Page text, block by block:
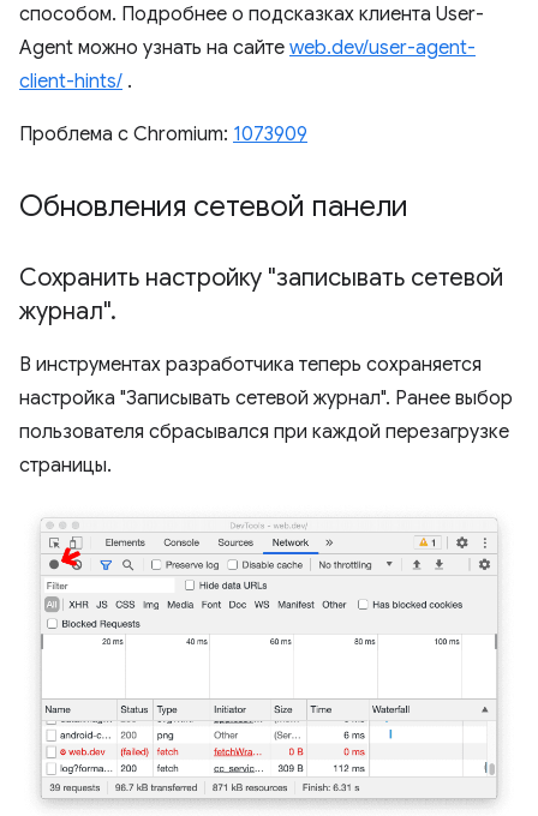
способом. Подробнее о подсказках клиента User-
Agent можно узнать на сайте web.dev/user-agent-
client-hints/ .
Проблема с Chromium: 1073909
Обновления сетевой панели
Сохранить настройку "записывать сетевой
журнал".
В инструментах разработчика теперь сохраняется
настройка "Записывать сетевой журнал". Ранее выбор
пользователя сбрасывался при каждой перезагрузке
страницы.